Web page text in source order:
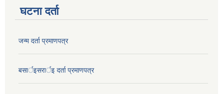
घटना दर्ता
जन्म दर्ता प्रमाणपत्र
बसार्इसरार्इ दर्ता प्रमाणपत्र